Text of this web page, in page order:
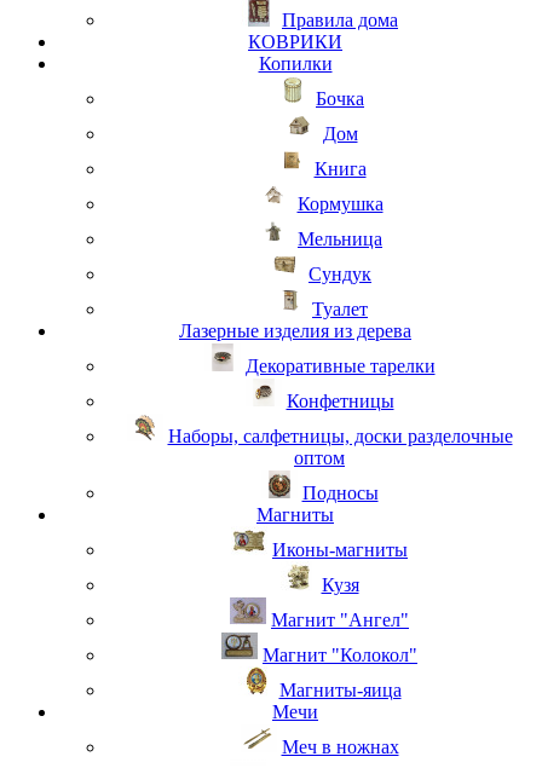
Правила дома
КОВРИКИ
Копилки
Бочка
Дом
Книга
Кормушка
Мельница
Сундук
Туалет
Лазерные изделия из дерева
Декоративные тарелки
Конфетницы
Наборы, салфетницы, доски разделочные
оптом
Подносы
Магниты
Иконы-магниты
Кузя
Магнит "Ангел"
Магнит "Колокол"
Магниты-яица
Мечи
Меч в ножнах